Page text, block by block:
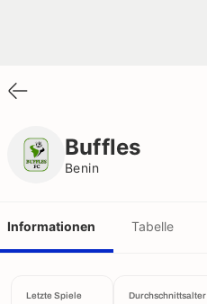
Buffles
Benin
Informationen Tabelle
Letzte Spiele Durchschnittsalter